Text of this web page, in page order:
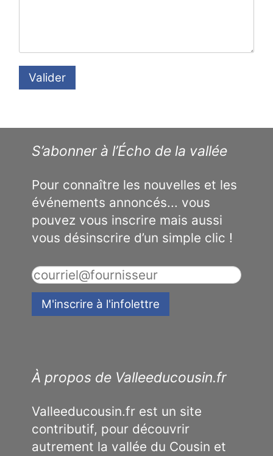
Valider
S’abonner à l’Écho de la vallée
Pour connaître les nouvelles et les
événements annoncés... vous
pouvez vous inscrire mais aussi
vous désinscrire d’un simple clic !
À propos de Valleeducousin.fr
Valleeducousin.fr est un site
contributif, pour découvrir
autrement la vallée du Cousin et